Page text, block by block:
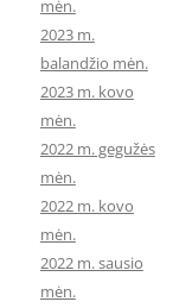
mėn.
2023 m.
balandžio mėn.
2023 m. kovo
mėn.
2022 m. gegužės
mėn.
2022 m. kovo
mėn.
2022 m. sausio
mėn.